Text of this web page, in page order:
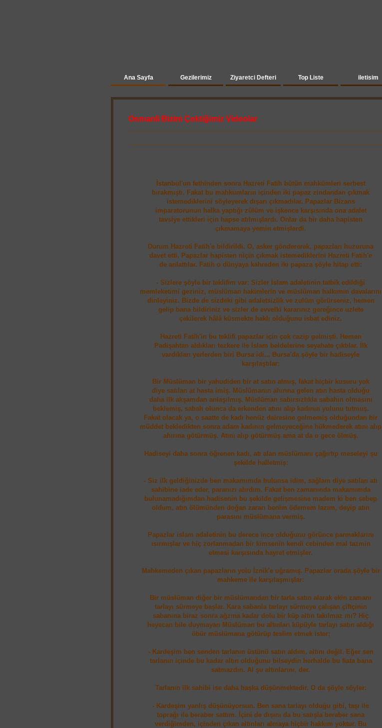
Ana Sayfa Gezilerimiz Ziyaretci Defteri Top Liste iletisim
Osmanli Bizim Çektiğimiz Videolar
İstanbul'un fethinden sonra Hazreti Fatih bütün mahkümleri serbest
bırakmıştı. Fakat bu mahkumların içinden iki papaz zindandan çıkmak
istemediklerini söyleyerek dışarı çıkmadılar. Papazlar Bizans
imparatorunun halka yaptığı zülüm ve işkence karşısında ona adalet
tavsiye ettikleri için hapse atılmışlardı. Onlar da bir daha hapisten
çıkmamaya yemin etmişlerdi.
Durum Hazreti Fatih'e bildirildi. O, asker göndererek, papazları huzuruna
davet etti. Papazlar hapisten niçin çıkmak istemediklerini Hazreti Fatih'e
de anlattılar. Fatih o dünyaya kahreden iki papaza şöyle hitap etti:
- Sizlere şöyle bir teklifim var: Sizler İslam adaletinin tatbik edildiği
memleketimi geziniz, müslüman hakimlerin ve müslüman halkımın davalarını
dinleyiniz. Bizde de sizdeki gibi adaletsizlik ve zulüm görürseniz, hemen
gelip bana bildiriniz ve sizler de evvelki kararınız gereğince uzlete
çekilerek hâlâ küsmekte haklı olduğunu isbat ediniz.
Hazreti Fatih'in bu teklifi papazlar için çok cazip gelmişti. Hemen
Padişahtan aldıkları tezkere ile İslam beldelerine seyahate çıktılar. İlk
vardıkları yerlerden biri Bursa idi... Bursa'da şöyle bir hadiseyle
karşılaştılar:
Bir Müslüman bir yahudiden bir at satın almış, fakat hiçbir kusuru yok
diye satılan at hasta imiş. Müslümanın ahırına gelen atın hasta olduğu
daha ilk akşamdan anlaşılmış. Müslüman sabırsızlıkla sabahın olmasını
beklemiş, sabah olunca da erkenden atını alıp kadının yolunu tutmuş.
Fakat olacak ya, o saatte de kadı henüz dairesine gelmemiş olduğundan bir
müddet bekledikten sonra adam kadının gelmeyeceğine hükmederek atını alıp
ahırına götürmüş. Atını alıp götürmüş ama at da o gece ölmüş.
Hadiseyi daha sonra öğrenen kadı, atı alan müslümanı çağırtıp meseleyi şu
şekilde halletmiş:
- Siz ilk geldiğinizde ben makamımda bulunsa idim, sağlam diye satılan atı
sahibine iade eder, paranızı alırdım. Fakat ben zamanında makamımda
bulunamadığımdan hadisenin bu şekilde gelişmesine madem ki ben sebep
oldum, atın ölümünden doğan zararı benim ödemem lazım, deyip atın
parasını müslümana vermiş.
Papazlar islam adaletinin bu derece ince olduğunu görünce parmaklarını
ısırmışlar ve hiç zorlanmadan bir kimsenin kendi cebinden mal tazmin
etmesi karşısında hayret etmişler.
Mahkemeden çıkan papazların yolu İznik'e uğramış. Papazlar orada şöyle bir
mahkeme ile karşılaşmışlar:
Bir müslüman diğer bir müslümandan bir tarla satın alarak ekin zamanı
tarlayı sürmeye başlar. Kara sabanla tarlayı sürmeye çalışan çiftçinin
sabanına biraz sonra ağzına kadar dolu bir küp altın takılmaz mı? Hiç
heyecan bile duymayan Müslüman bu altınları küpüyle tarlayı satın aldığı
öbür müslümana götürüp teslim etmek ister;
- Kardeşim ben senden tarlanın üstünü satın aldım, altını değil. Eğer sen
tarlanın içinde bu kadar altın olduğunu bilseydin herhalde bu fiata bana
satmazdın. Al şu altınlarını, der.
Tarlanın ilk sahibi ise daha başka düşünmektedir. O da şöyle söyler:
- Kardeşim yanlış düşünüyorsun. Ben sana tarlayı olduğu gibi, taşı ile
toprağı ile beraber sattım. İçini de dışını da bu satışla beraber sana
verdiğimden, içinden çıkan altınları almaya hiçbir hakkım yoktur. Bu